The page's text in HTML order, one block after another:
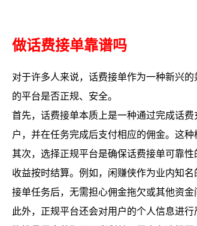
做话费接单靠谱吗
对于许多人来说，话费接单作为一种新兴
的平台是否正规、安全。
首先，话费接单本质上是一种通过完成话
户，并在任务完成后支付相应的佣金。这
其次，选择正规平台是确保话费接单可靠
收益按时结算。例如，闲赚侠作为业内知
接单任务后，无需担心佣金拖欠或其他资
此外，正规平台还会对用户的个人信息进